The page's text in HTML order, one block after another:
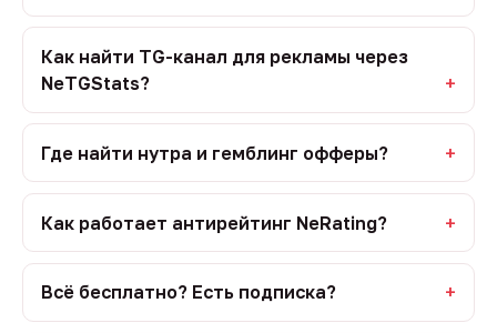
Как найти TG-канал для рекламы через
NeTGStats?
Где найти нутра и гемблинг офферы?
Как работает антирейтинг NeRating?
Всё бесплатно? Есть подписка?